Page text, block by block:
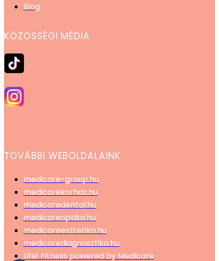
Blog
KÖZÖSSÉGI MÉDIA
TOVÁBBI WEBOLDALAINK
medicare-group.hu
medicarekorhaz.hu
medicaredental.hu
medicareoptika.hu
medicareesztetika.hu
medicarediagnosztika.hu
Life1 Fitness powered by Medicare